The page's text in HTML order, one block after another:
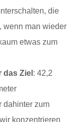
die
wenn man wieder
etwas zum
das Ziel : 42,2
dahinter zum
konzentrieren